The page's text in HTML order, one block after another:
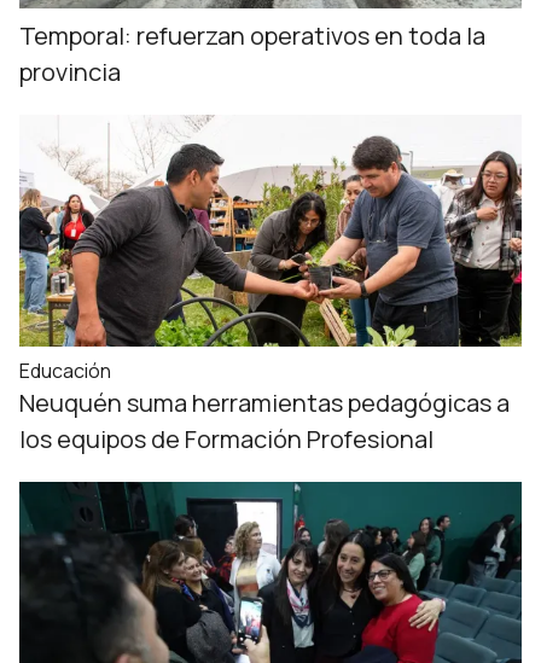
Temporal: refuerzan operativos en toda la
provincia
Educación
Neuquén suma herramientas pedagógicas a
los equipos de Formación Profesional